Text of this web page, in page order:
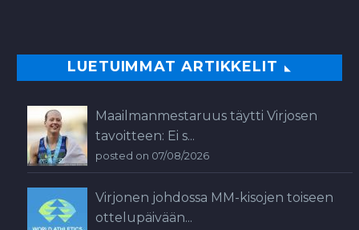
LUETUIMMAT ARTIKKELIT
Maailmanmestaruus täytti Virjosen
tavoitteen: Ei s...
posted on 07/08/2026
Virjonen johdossa MM-kisojen toiseen
ottelupäivään...